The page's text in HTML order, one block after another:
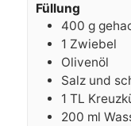
Füllung
400 g
1 Zwiebel
Olivenöl
Salz und
1 TL
200 ml